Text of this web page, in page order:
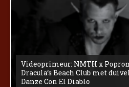
Videoprimeur: NMTH x
Dracula’s Beach Club met
Danze Con El Diablo